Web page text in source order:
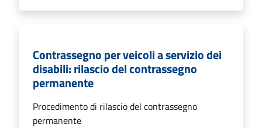
Contrassegno per veicoli a servizio dei
disabili: rilascio del contrassegno
permanente
Procedimento di rilascio del contrassegno
permanente